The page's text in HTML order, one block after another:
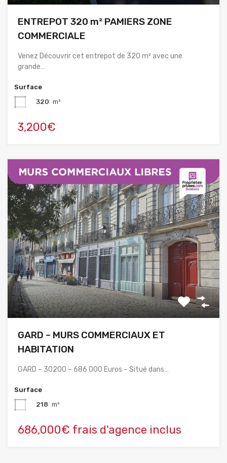
ENTREPOT 320 m² PAMIERS ZONE
COMMERCIALE
Venez Découvrir cet entrepot de 320 m² avec une
grande…
Surface
320 m²
3,200€
GARD – MURS COMMERCIAUX ET
HABITATION
GARD – 30200 – 686 000 Euros – Situé dans…
Surface
218 m²
686,000€ frais d'agence inclus